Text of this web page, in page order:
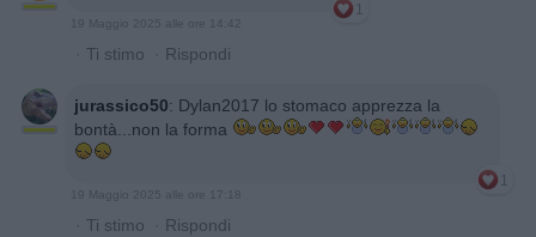
1
19 Maggio 2025 alle ore 14:42
· Ti stimo · Rispondi
jurassico50: Dylan2017 lo stomaco apprezza la
bontà...non la forma
1
19 Maggio 2025 alle ore 17:18
· Ti stimo · Rispondi